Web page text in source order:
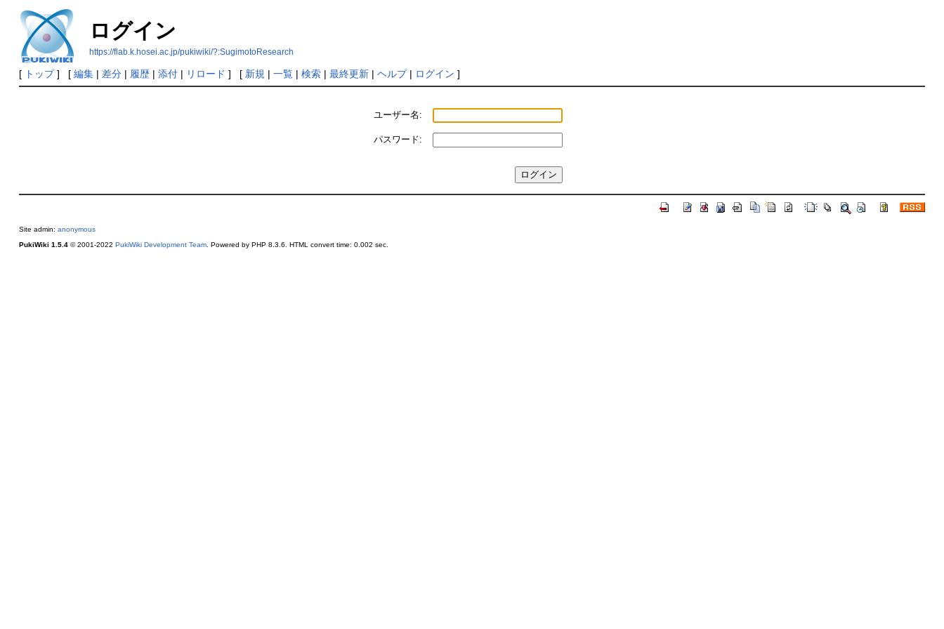
ログイン
https://flab.k.hosei.ac.jp/pukiwiki/?:SugimotoResearch
[ トップ] [ 編集| 差分| 履歴| 添付| リロード ] [ 新規 | 一覧| 検索| 最終更新| ヘルプ| ログイン ]
ユーザー名:
パスワード:
Site admin: anonymous
PukiWiki 1.5.4© 2001-2022 PukiWiki Development Team. Powered by PHP 8.3.6. HTML convert time: 0.002 sec.